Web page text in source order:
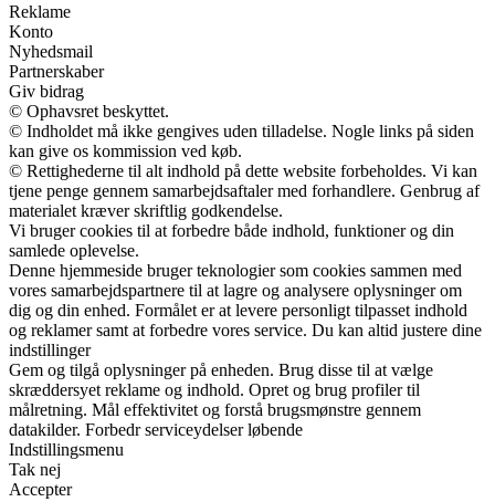
Reklame
Konto
Nyhedsmail
Partnerskaber
Giv bidrag
© Ophavsret beskyttet.
© Indholdet må ikke gengives uden tilladelse. Nogle links på siden
kan give os kommission ved køb.
© Rettighederne til alt indhold på dette website forbeholdes. Vi kan
tjene penge gennem samarbejdsaftaler med forhandlere. Genbrug af
materialet kræver skriftlig godkendelse.
Vi bruger cookies til at forbedre både indhold, funktioner og din
samlede oplevelse.
Denne hjemmeside bruger teknologier som cookies sammen med
vores samarbejdspartnere til at lagre og analysere oplysninger om
dig og din enhed. Formålet er at levere personligt tilpasset indhold
og reklamer samt at forbedre vores service. Du kan altid justere dine
indstillinger
Gem og tilgå oplysninger på enheden. Brug disse til at vælge
skræddersyet reklame og indhold. Opret og brug profiler til
målretning. Mål effektivitet og forstå brugsmønstre gennem
datakilder. Forbedr serviceydelser løbende
Indstillingsmenu
Tak nej
Accepter